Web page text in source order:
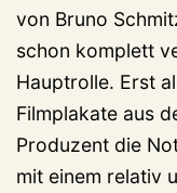
von Bruno
schon komplett
Hauptrolle. Erst
Filmplakate aus
Produzent die
mit einem relativ